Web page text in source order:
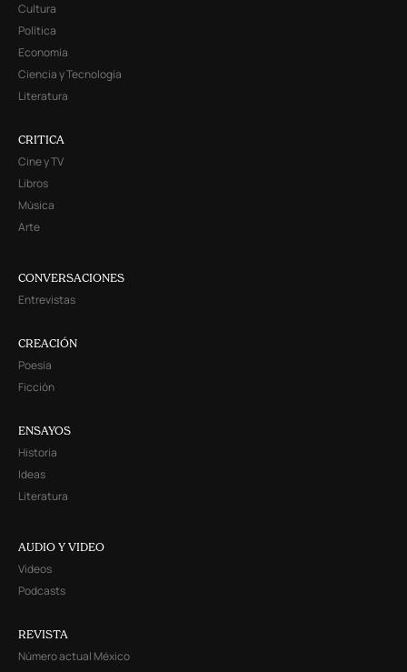
Cultura
Política
Economía
Ciencia y Tecnología
Literatura
CRITICA
Cine y TV
Libros
Música
Arte
CONVERSACIONES
Entrevistas
CREACIÓN
Poesía
Ficción
ENSAYOS
Historia
Ideas
Literatura
AUDIO Y VIDEO
Videos
Podcasts
REVISTA
Número actual México